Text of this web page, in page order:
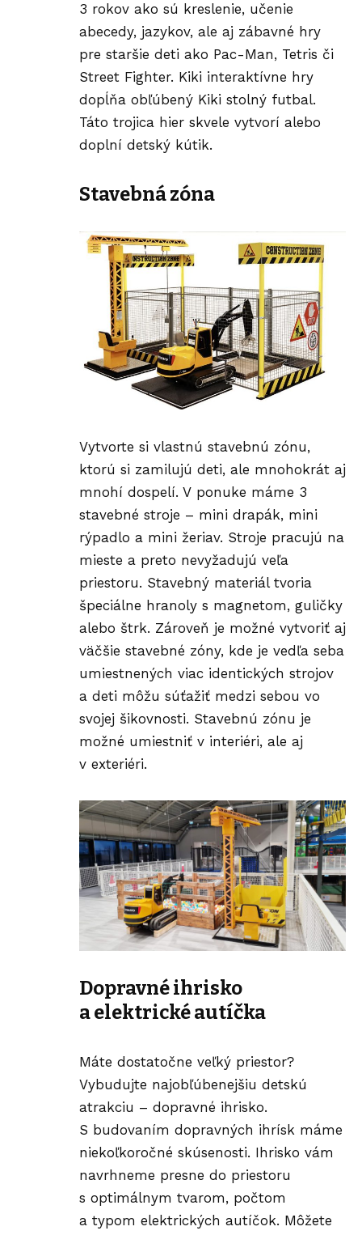
3 rokov ako sú kreslenie, učenie
abecedy, jazykov, ale aj zábavné hry
pre staršie deti ako Pac-Man, Tetris či
Street Fighter. Kiki interaktívne hry
dopĺňa obľúbený Kiki stolný futbal.
Táto trojica hier skvele vytvorí alebo
doplní detský kútik.
Stavebná zóna
Vytvorte si vlastnú stavebnú zónu,
ktorú si zamilujú deti, ale mnohokrát aj
mnohí dospelí. V ponuke máme 3
stavebné stroje – mini drapák, mini
rýpadlo a mini žeriav. Stroje pracujú na
mieste a preto nevyžadujú veľa
priestoru. Stavebný materiál tvoria
špeciálne hranoly s magnetom, guličky
alebo štrk. Zároveň je možné vytvoriť aj
väčšie stavebné zóny, kde je vedľa seba
umiestnených viac identických strojov
a deti môžu súťažiť medzi sebou vo
svojej šikovnosti. Stavebnú zónu je
možné umiestniť v interiéri, ale aj
v exteriéri.
Dopravné ihrisko
a elektrické autíčka
Máte dostatočne veľký priestor?
Vybudujte najobľúbenejšiu detskú
atrakciu – dopravné ihrisko.
S budovaním dopravných ihrísk máme
niekoľkoročné skúsenosti. Ihrisko vám
navrhneme presne do priestoru
s optimálnym tvarom, počtom
a typom elektrických autíčok. Môžete